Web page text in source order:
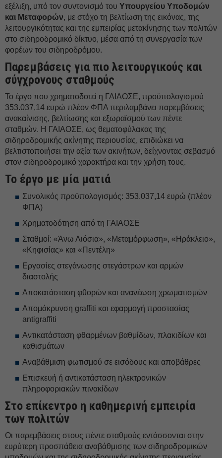
εξέλιξη, υπό τον συντονισμό του Υπουργείου Υποδομών
και Μεταφορών, με στόχο τη βελτίωση της εικόνας, της
λειτουργικότητας και της εμπειρίας μετακίνησης των πολιτών
στο σιδηροδρομικό δίκτυο, μέσα από τη συνεργασία των
φορέων του σιδηροδρόμου.
Παρεμβάσεις για πιο λειτουργικούς και
σύγχρονους σταθμούς
Το έργο που χρηματοδοτεί η ΓΑΙΑΟΣΕ, προϋπολογισμού
353.037,14 ευρώ πλέον ΦΠΑ περιλαμβάνει παρεμβάσεις
ανακαίνισης, βελτίωσης και εξωραϊσμού των πέντε
σταθμών. Η ΓΑΙΑΟΣΕ, ως θεματοφύλακας της
σιδηροδρομικής ακίνητης περιουσίας, επιδιώκει να
βελτιστοποιήσει την αξία των ακινήτων, δείχνοντας σεβασμό
στον σιδηροδρομικό χαρακτήρα και την χρήση τους.
Το έργο με μία ματιά
Συνολικός προϋπολογισμός: 353.037,14 ευρώ (πλέον
ΦΠΑ)
Χρηματοδότηση από τη ΓΑΙΑΟΣΕ
Σταθμοί: «Άνω Λιόσια», «Μεταμόρφωση», «Ηράκλειο»,
«Κηφισίας» και «Πεντέλη»
Εργασίες στεγάνωσης στεγάστρων και αρμών
διαστολής
Αποκατάσταση φθορών και ανανέωση χρωματισμών
Απομάκρυνση graffiti και εφαρμογή προστασίας
antigraffiti
Αντικατάσταση φθαρμένων βαθμίδων, πλακιδίων και
καθισμάτων
Αναβάθμιση φωτισμού σε εισόδους και αποβάθρες
Επισκευή ή αντικατάσταση ηλεκτρονικών
πληροφοριακών πινακίδων
Στο επίκεντρο η καθημερινή εμπειρία
των πολιτών
Οι παρεμβάσεις στους πέντε σταθμούς εντάσσονται στην
ευρύτερη προσπάθεια αναβάθμισης των σιδηροδρομικών